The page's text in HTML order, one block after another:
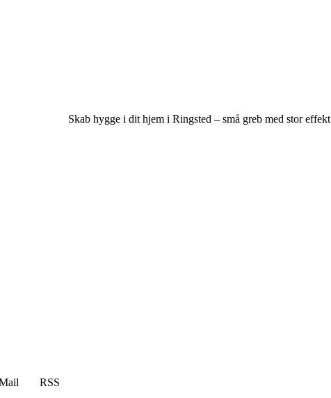
Skab hygge i dit hjem i Ringsted – små greb med stor effekt
RSS